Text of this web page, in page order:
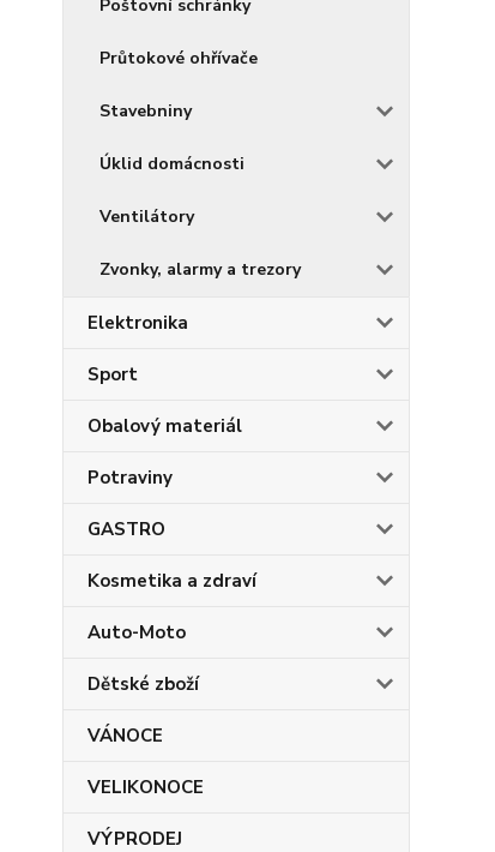
Poštovní schránky
Průtokové ohřívače
Stavebniny
Úklid domácnosti
Ventilátory
Zvonky, alarmy a trezory
Elektronika
Sport
Obalový materiál
Potraviny
GASTRO
Kosmetika a zdraví
Auto-Moto
Dětské zboží
VÁNOCE
VELIKONOCE
VÝPRODEJ